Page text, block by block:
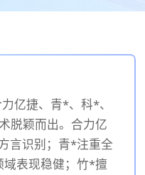
亿捷、青*、科*、
脱颖而出。合力亿
言识别；青*注重全
表现稳健；竹*擅